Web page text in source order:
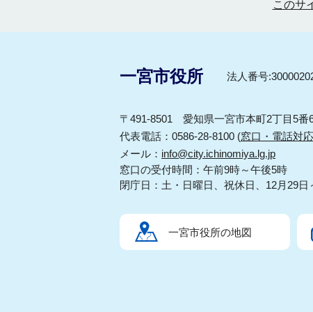
このサ
一宮市役所 法人番号
〒491-8501 愛知県一宮市本町2丁目5番
代表電話：0586-28-8100 (窓口・電話対
メール： info@city.ichinomiya.lg.jp
窓口の受付時間：午前9時～午後5時
閉庁日：土・日曜日、祝休日、12月29日
一宮市役所の地図